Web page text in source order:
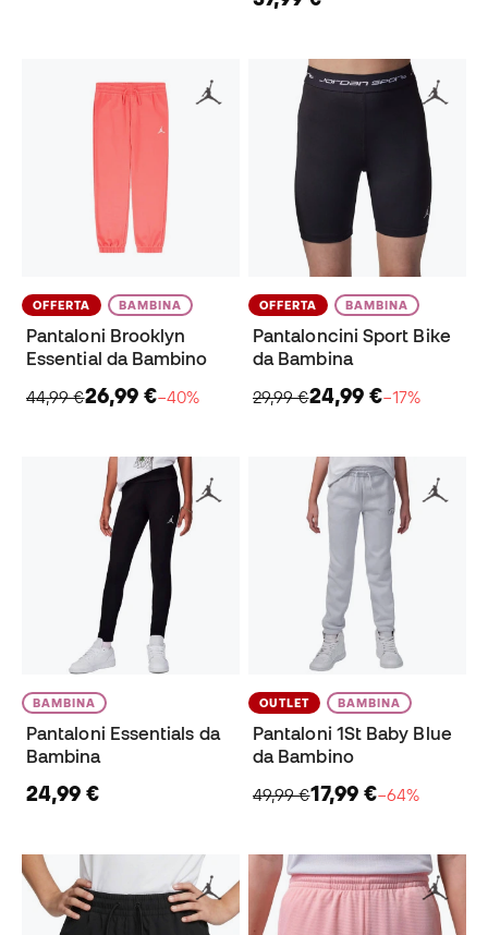
OFFERTA BAMBINA
Pantaloni Brooklyn
Essential da Bambino
44,99 €26,99 €−40%
OFFERTA BAMBINA
Pantaloncini Sport Bike
da Bambina
29,99 €24,99 €−17%
BAMBINA
Pantaloni Essentials da
Bambina
24,99 €
OUTLET BAMBINA
Pantaloni 1St Baby Blue
da Bambino
49,99 €17,99 €−64%